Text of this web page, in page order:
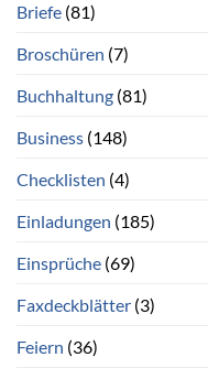
Briefe (81)
Broschüren (7)
Buchhaltung (81)
Business (148)
Checklisten (4)
Einladungen (185)
Einsprüche (69)
Faxdeckblätter (3)
Feiern (36)